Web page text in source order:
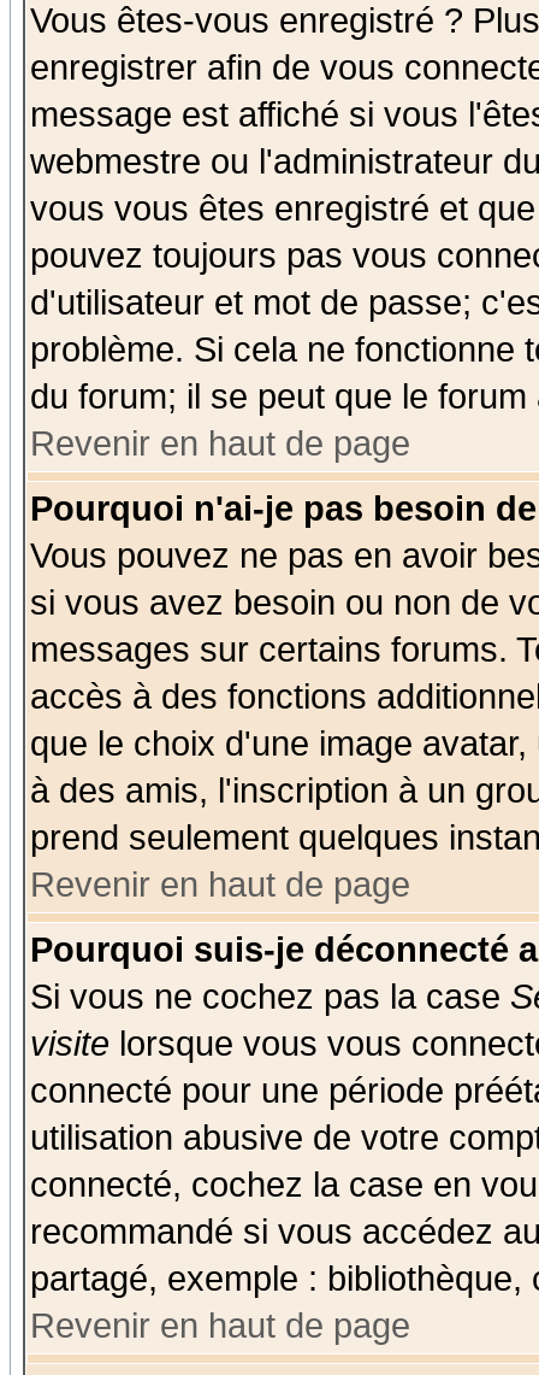
Vous êtes-vous enregistré ?
enregistrer afin de vous
message est affiché si vous
webmestre ou l'administrateur
vous vous êtes enregistré et
pouvez toujours pas vous
d'utilisateur et mot de passe;
problème. Si cela ne fonctionne
du forum; il se peut que le
Revenir en haut de page
Pourquoi n'ai-je pas besoin
Vous pouvez ne pas en avoir
si vous avez besoin ou non de
messages sur certains forums.
accès à des fonctions
que le choix d'une image
à des amis, l'inscription à un
prend seulement quelques
Revenir en haut de page
Pourquoi suis-je déconnecté
Si vous ne cochez pas la case
visite lorsque vous vous
connecté pour une période
utilisation abusive de votre
connecté, cochez la case en
recommandé si vous accédez
partagé, exemple :
Revenir en haut de page